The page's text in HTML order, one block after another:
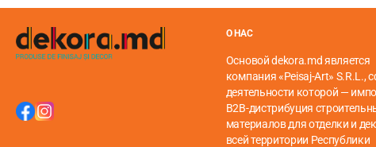
Если вы предпочитаете гладкую трубу для тяжелых штор,
О НАС
Основой dekora.md является
компания «Peisaj-Art» S.R.L.,
деятельности которой —
B2B-дистрибуция
материалов для отделки и
всей территории Республики